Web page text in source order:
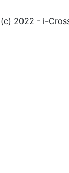
(c) 2022 - i-